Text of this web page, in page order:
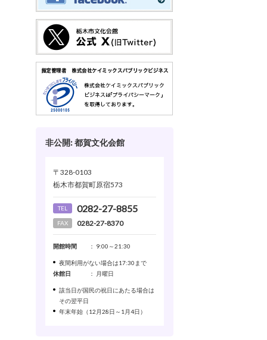
非公開: 都賀文化会館
〒328-0103
栃木市都賀町原宿573
TEL 0282-27-8855
FAX 0282-27-8370
開館時間 ： 9:00～21:30
夜間利用がない場合は17:30まで
休館日
： 月曜日
該当日が国民の祝日にあたる場合は
その翌平日
年末年始（12月28日～1月4日）